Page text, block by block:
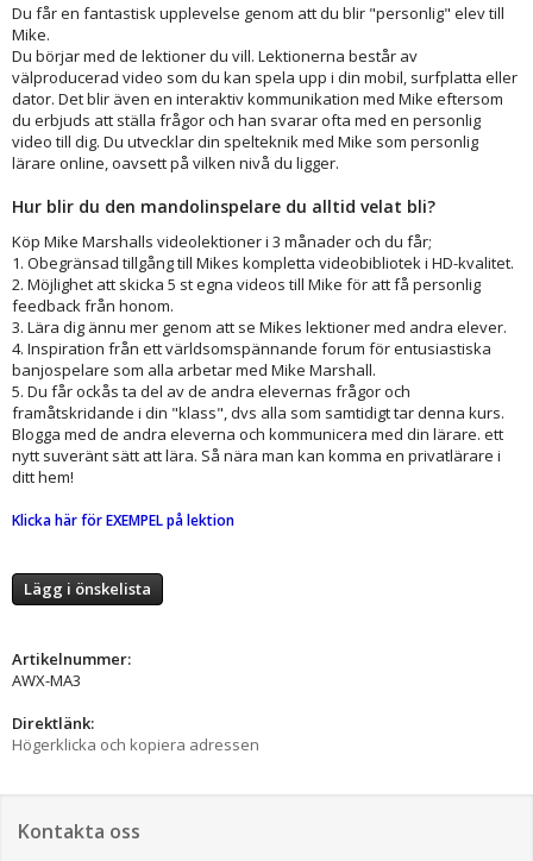
Du får en fantastisk upplevelse genom att du blir "personlig" elev till
Mike.
Du börjar med de lektioner du vill. Lektionerna består av
välproducerad video som du kan spela upp i din mobil, surfplatta eller
dator. Det blir även en interaktiv kommunikation med Mike eftersom
du erbjuds att ställa frågor och han svarar ofta med en personlig
video till dig. Du utvecklar din spelteknik med Mike som personlig
lärare online, oavsett på vilken nivå du ligger.
Hur blir du den mandolinspelare du alltid velat bli?
Köp Mike Marshalls videolektioner i 3 månader och du får;
1. Obegränsad tillgång till Mikes kompletta videobibliotek i HD-kvalitet.
2. Möjlighet att skicka 5 st egna videos till Mike för att få personlig
feedback från honom.
3. Lära dig ännu mer genom att se Mikes lektioner med andra elever.
4. Inspiration från ett världsomspännande forum för entusiastiska
banjospelare som alla arbetar med Mike Marshall.
5. Du får ockås ta del av de andra elevernas frågor och
framåtskridande i din "klass", dvs alla som samtidigt tar denna kurs.
Blogga med de andra eleverna och kommunicera med din lärare. ett
nytt suveränt sätt att lära. Så nära man kan komma en privatlärare i
ditt hem!
Klicka här för EXEMPEL på lektion
Lägg i önskelista
Artikelnummer:
AWX-MA3
Direktlänk:
Högerklicka och kopiera adressen
Kontakta oss